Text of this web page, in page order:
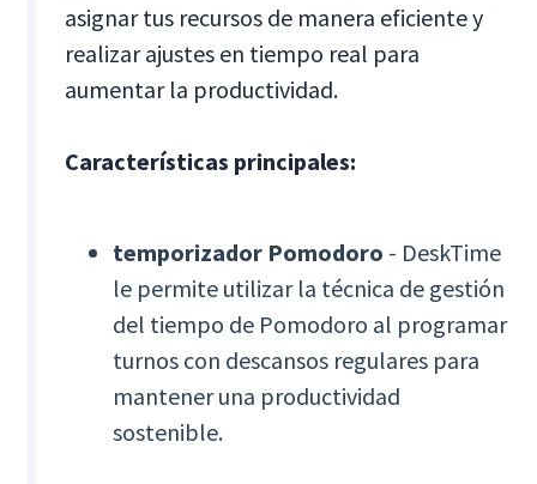
asignar tus recursos de manera eficiente y
realizar ajustes en tiempo real para
aumentar la productividad.
Características principales:
temporizador Pomodoro - DeskTime
le permite utilizar la técnica de gestión
del tiempo de Pomodoro al programar
turnos con descansos regulares para
mantener una productividad
sostenible.